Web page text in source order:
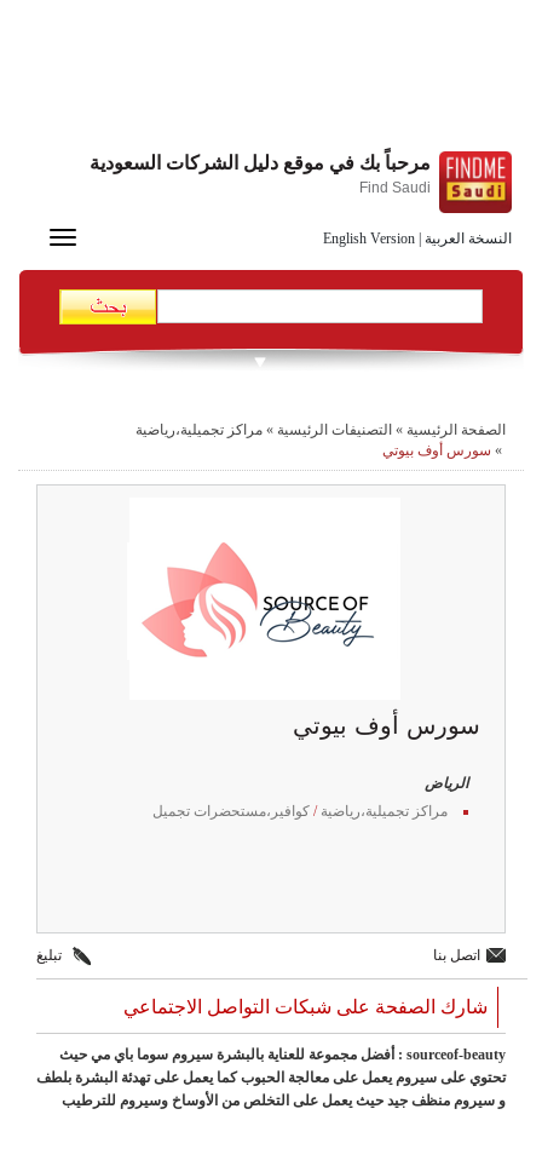
النسخة العربية English Version
مرحباً بك في موقع دليل الشركات السعودية
Find Saudi
Toggle
الصفحة الرئيسية » التصنيفات الرئيسية » مراكز تجميلية،رياضية
» سورس أوف بيوتي
سورس أوف بيوتي
الرياض
مراكز تجميلية،رياضية / كوافير،مستحضرات تجميل
اتصل بنا تبليغ
شارك الصفحة على شبكات التواصل الاجتماعي
sourceof-beauty : أفضل مجموعة للعناية بالبشرة سيروم سوما باي مي حيث
تحتوي على سيروم يعمل على معالجة الحبوب كما يعمل على تهدئة البشرة بلطف
و سيروم منظف جيد حيث يعمل على التخلص من الأوساخ وسيروم للترطيب